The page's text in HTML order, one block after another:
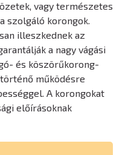
vagy természetes
szolgáló korongok.
illeszkednek az
a nagy vágási
és köszörűkorong-
működésre
A korongokat
előírásoknak